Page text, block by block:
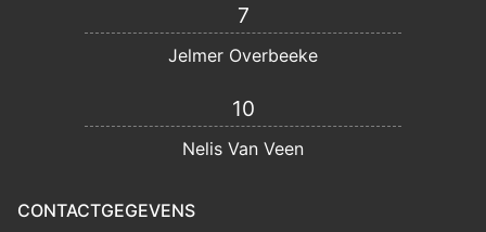
7
Jelmer Overbeeke
10
Nelis Van Veen
CONTACTGEGEVENS